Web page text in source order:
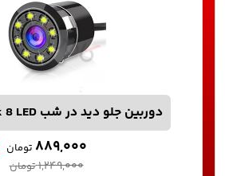
دوربین جلو دید در شب Camera Back 8 LED
۸۸۹,۰۰۰ تومان
۱,۲۴۹,۰۰۰تومان